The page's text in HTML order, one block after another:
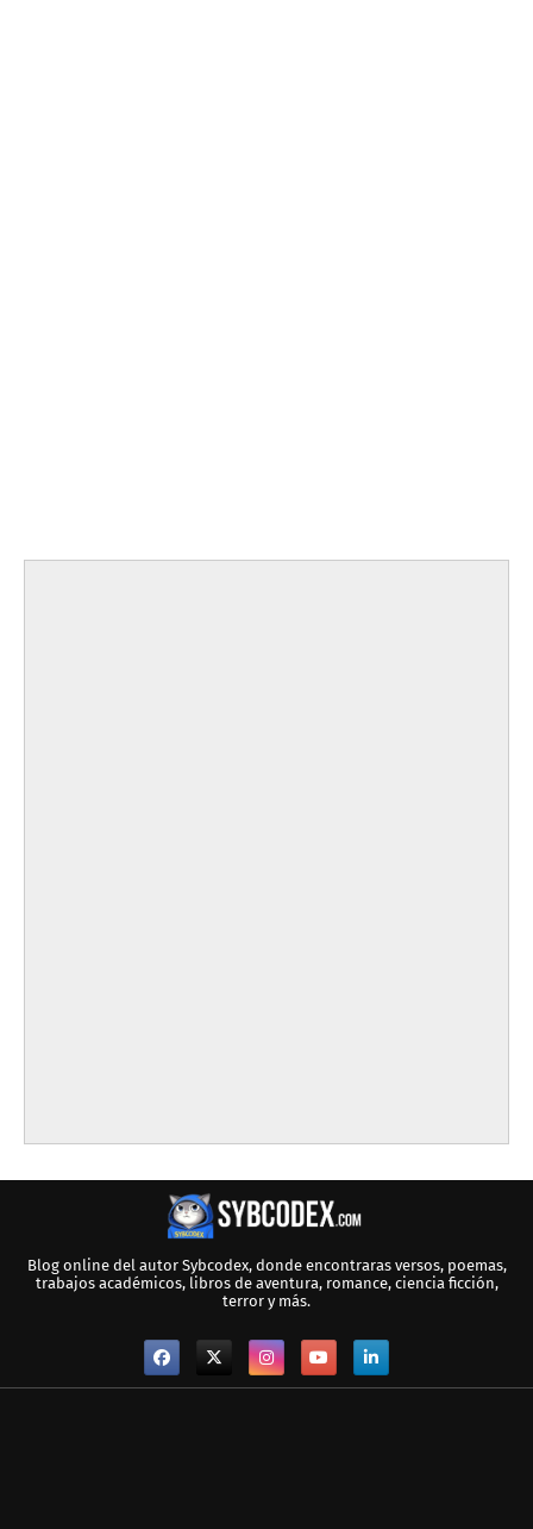
Blog online del autor Sybcodex, donde encontraras versos, poemas,
trabajos académicos, libros de aventura, romance, ciencia ficción,
terror y más.